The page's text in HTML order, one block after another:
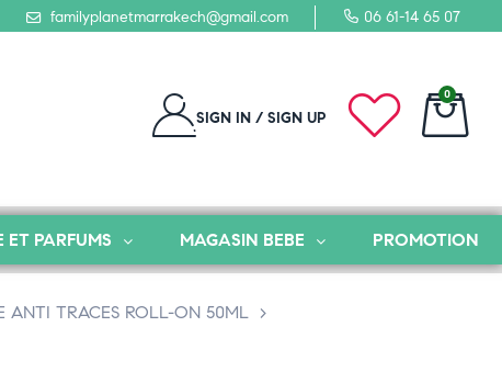
familyplanetmarrakech@gmail.com 06 61-14 65 07
SIGN IN / SIGN UP
0
PARFUMS MAGASIN BEBE PROMOTION
ANTI TRACES ROLL-ON 50ML >